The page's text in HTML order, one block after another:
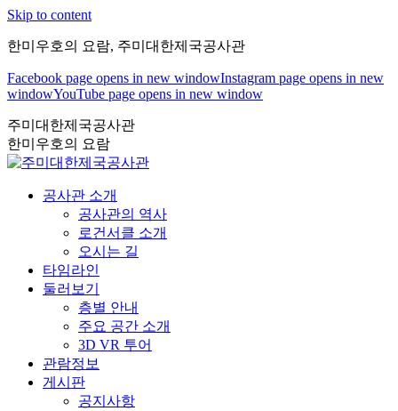
Skip to content
한미우호의 요람, 주미대한제국공사관
Facebook page opens in new windowInstagram page opens in new
windowYouTube page opens in new window
주미대한제국공사관
한미우호의 요람
공사관 소개
공사관의 역사
로건서클 소개
오시는 길
타임라인
둘러보기
층별 안내
주요 공간 소개
3D VR 투어
관람정보
게시판
공지사항